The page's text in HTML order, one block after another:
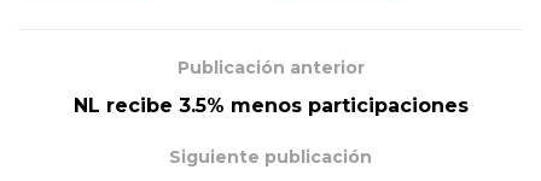
Publicación anterior
NL recibe 3.5% menos participaciones
Siguiente publicación